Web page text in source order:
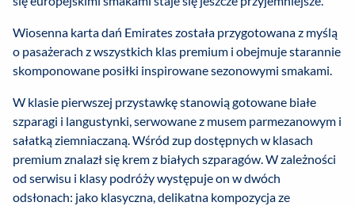
Wiosenna karta dań Emirates została przygotowana z myślą
o pasażerach z wszystkich klas premium i obejmuje starannie
skomponowane posiłki inspirowane sezonowymi smakami.
W klasie pierwszej przystawkę stanowią gotowane białe
szparagi i langustynki, serwowane z musem parmezanowym i
sałatką ziemniaczaną. Wśród zup dostępnych w klasach
premium znalazł się krem z białych szparagów. W zależności
od serwisu i klasy podróży występuje on w dwóch
odsłonach: jako klasyczna, delikatna kompozycja ze